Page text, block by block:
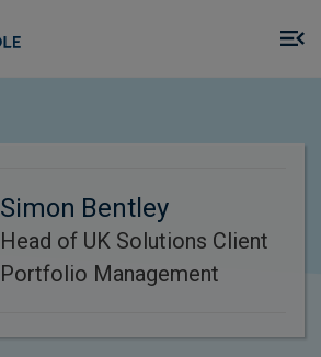
Simon Bentley
Head of UK Solutions Client
Portfolio Management